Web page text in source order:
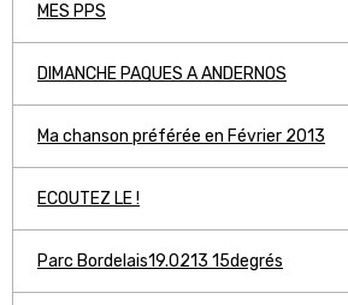
MES PPS
DIMANCHE PAQUES A ANDERNOS
Ma chanson préférée en Février 2013
ECOUTEZ LE !
Parc Bordelais19.0213 15degrés